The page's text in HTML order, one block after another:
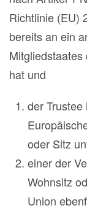
Richtlinie (EU)
bereits an ein
hat und
der
oder Sitz
einer der
Wohnsitz
Union